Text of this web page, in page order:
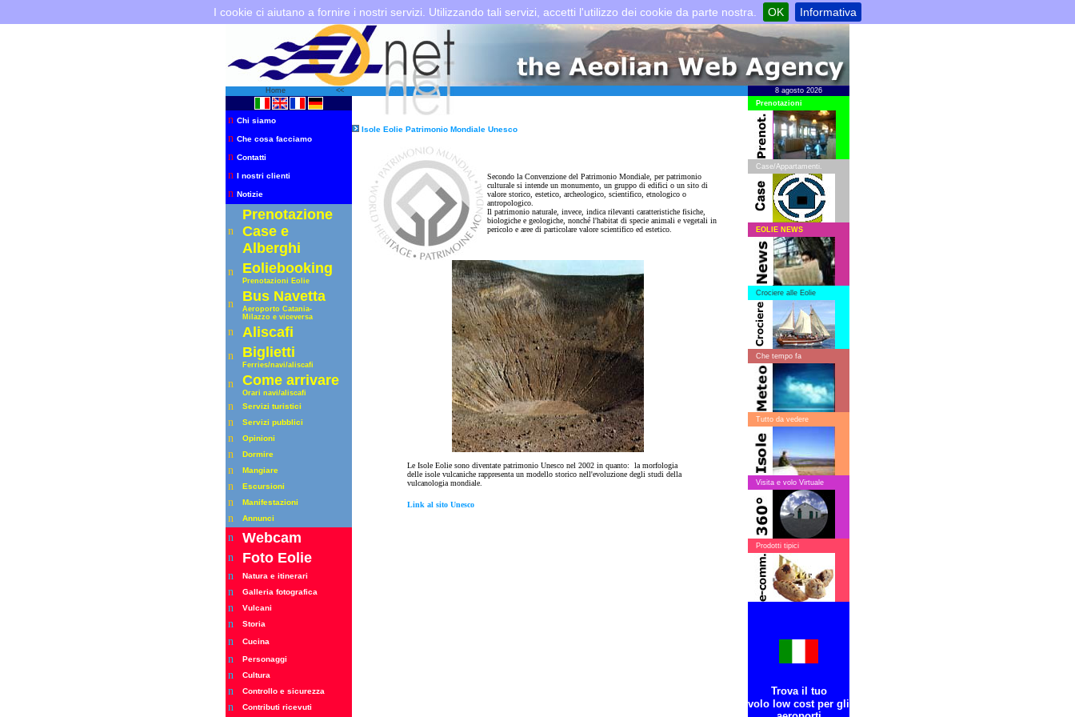
I cookie ci aiutano a fornire i nostri servizi. Utilizzando tali servizi, accetti l'utilizzo dei cookie da parte nostra. OK Informativa
Home << 8 agosto 2026
n Chi siamo
n Che cosa facciamo
n Contatti
n I nostri clienti
n Notizie
n
Prenotazione
Case e
Alberghi
n Eoliebooking
Prenotazioni Eolie
n Bus Navetta
Aeroporto Catania-
Milazzo e viceversa
n Aliscafi
n Biglietti
Ferries/navi/aliscafi
n Come arrivare
Orari navi/aliscafi
n Servizi turistici
n Servizi pubblici
n Opinioni
n Dormire
n Mangiare
n Escursioni
n Manifestazioni
n Annunci
n Webcam
n Foto Eolie
n Natura e itinerari
n Galleria fotografica
n Vulcani
n Storia
n Cucina
n Personaggi
n Cultura
n Controllo e sicurezza
n Contributi ricevuti
Isole Eolie Patrimonio Mondiale Unesco
Secondo la Convenzione del Patrimonio Mondiale, per patrimonio
culturale si intende un monumento, un gruppo di edifici o un sito di
valore storico, estetico, archeologico, scientifico, etnologico o
antropologico.
Il patrimonio naturale, invece, indica rilevanti caratteristiche fisiche,
biologiche e geologiche, nonché l'habitat di specie animali e vegetali in
pericolo e aree di particolare valore scientifico ed estetico.
Le Isole Eolie sono diventate patrimonio Unesco nel 2002 in quanto: la morfologia
delle isole vulcaniche rappresenta un modello storico nell'evoluzione degli studi della
vulcanologia mondiale.
Link al sito Unesco
Prenotazioni
Case/Appartamenti.
EOLIE NEWS
Crociere alle Eolie
Che tempo fa
Tutto da vedere
Visita e volo Virtuale
Prodotti tipici
Trova il tuo
volo low cost per gli